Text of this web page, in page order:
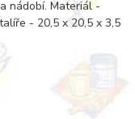
nádobí. Materiál -
- 20,5 x 20,5 x 3,5